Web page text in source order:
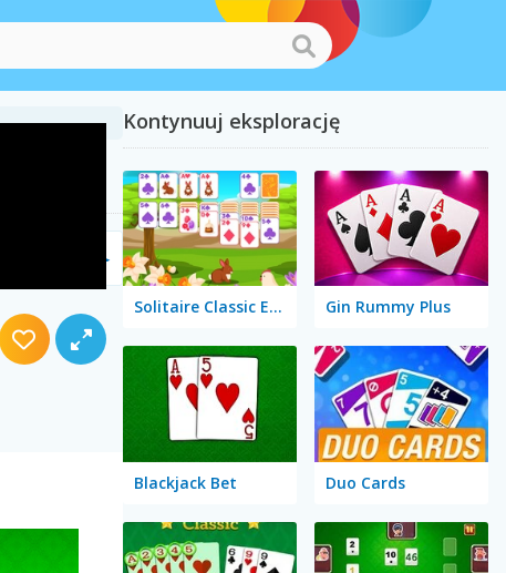
Kontynuuj eksplorację
Solitaire Classic Easter Gin Rummy Plus
Blackjack Bet Duo Cards